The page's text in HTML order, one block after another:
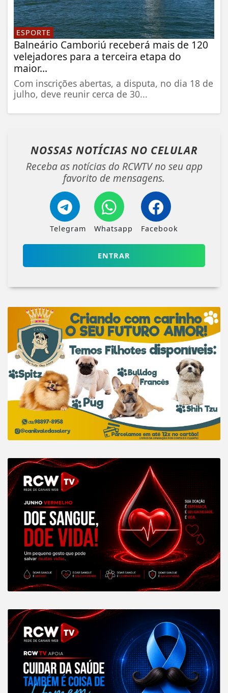
ESPORTE
Balneário Camboriú receberá mais de 120
velejadores para a terceira etapa do
maior...
Com inscrições abertas, a disputa, no dia 18 de
julho, deve reunir cerca de 30...
NOSSAS NOTÍCIAS NO CELULAR
Receba as notícias do RCWTV no seu app
favorito de mensagens.
Telegram Whatsapp Facebook
ENTRAR